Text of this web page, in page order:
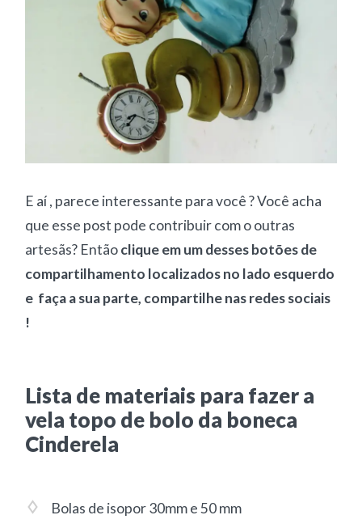
E aí , parece interessante para você ? Você acha
que esse post pode contribuir com o outras
artesãs? Entãoclique em um desses botões de
compartilhamento localizados no lado esquerdo
e faça a sua parte, compartilhe nas redes sociais
!
Lista de materiais para fazer a
vela topo de bolo da boneca
Cinderela
Bolas de isopor 30mm e 50 mm